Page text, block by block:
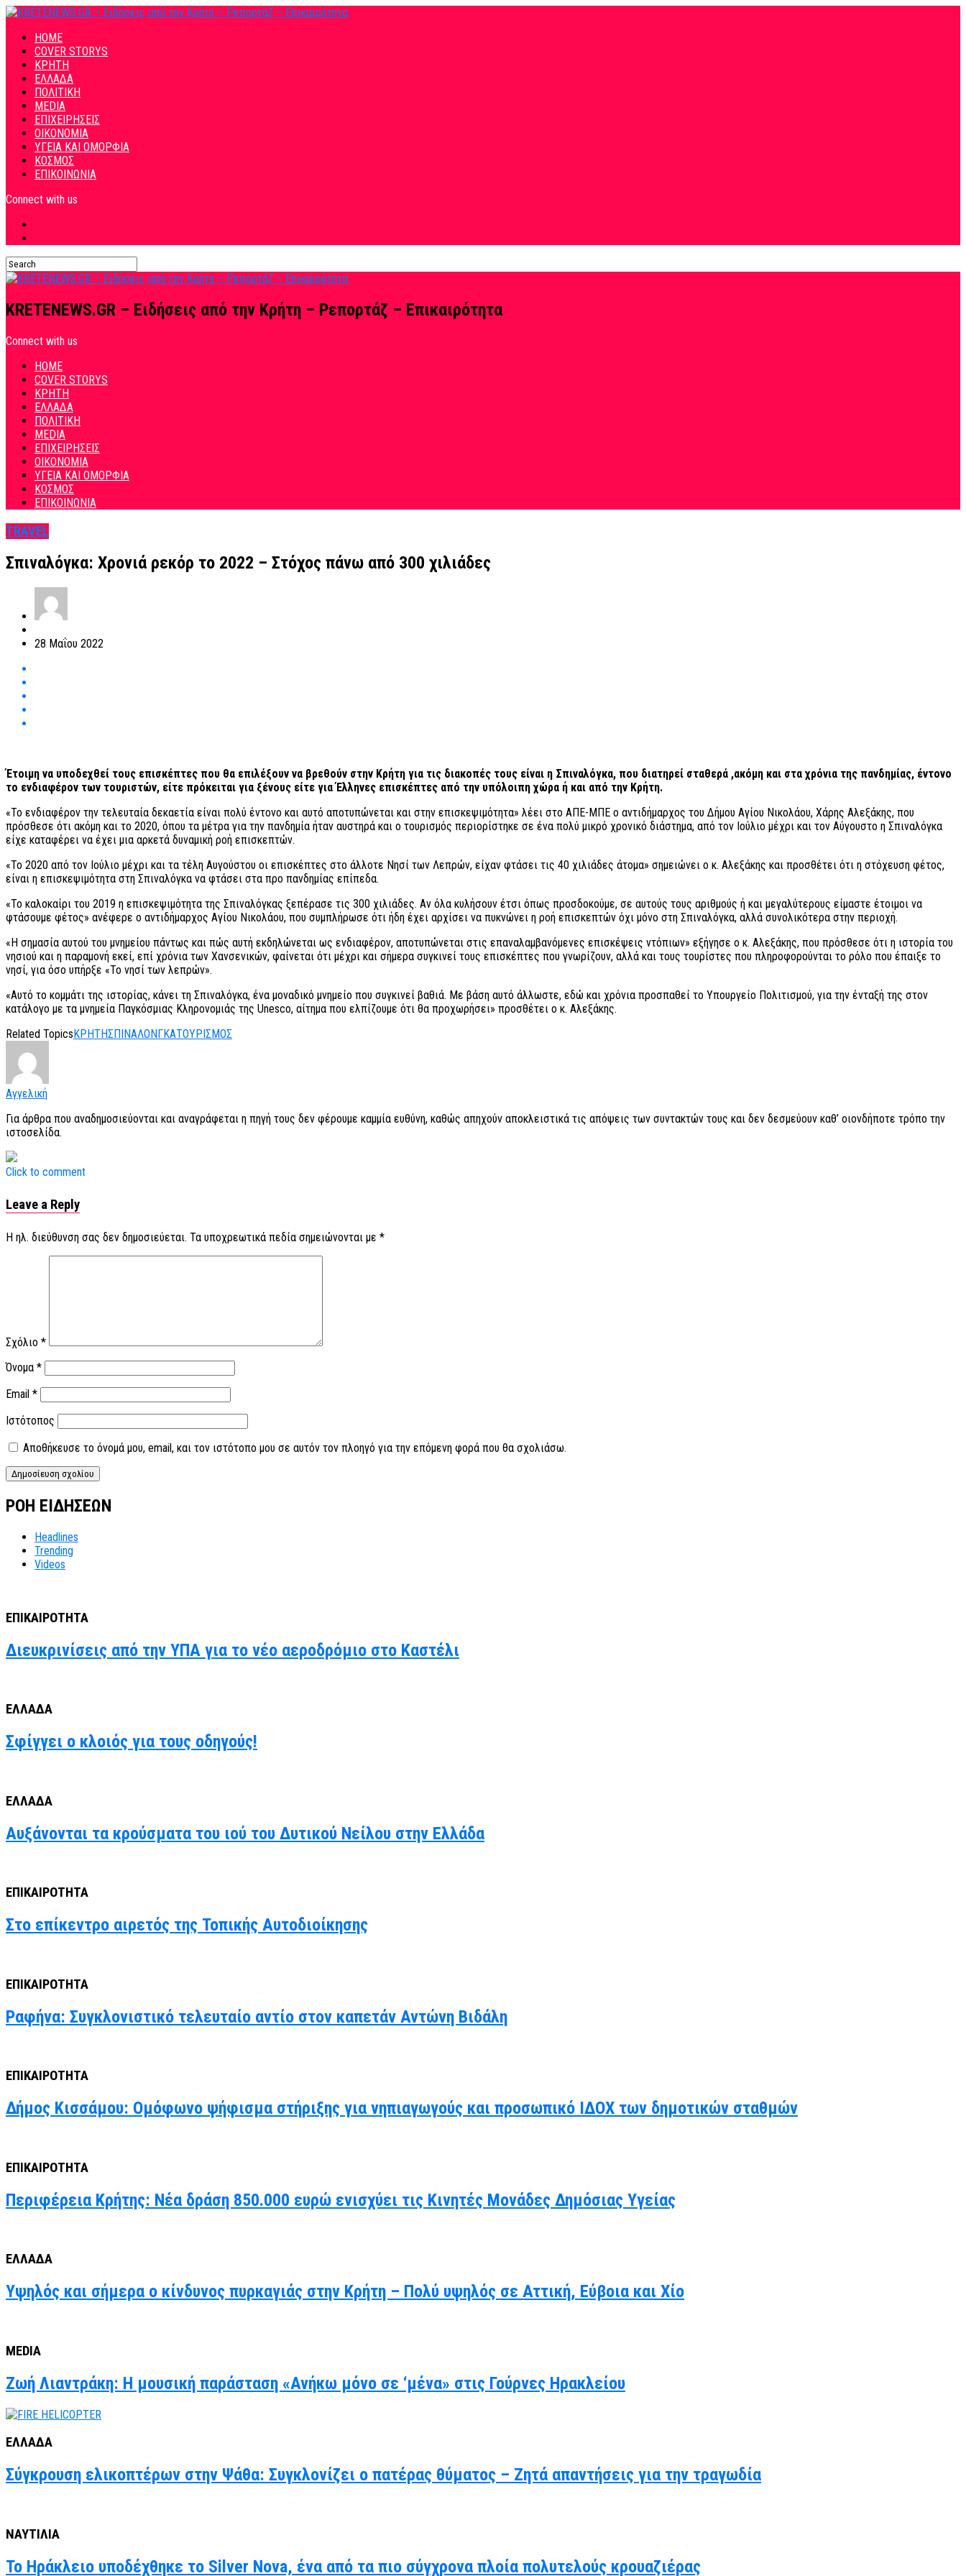
HOME
COVER STORYS
ΚΡΗΤΗ
ΕΛΛΑΔΑ
ΠΟΛΙΤΙΚΗ
MEDIA
ΕΠΙΧΕΙΡΗΣΕΙΣ
ΟΙΚΟΝΟΜΙΑ
ΥΓΕΙΑ ΚΑΙ ΟΜΟΡΦΙΑ
ΚΟΣΜΟΣ
ΕΠΙΚΟΙΝΩΝΙΑ
Connect with us
KRETENEWS.GR – Ειδήσεις από την Κρήτη – Ρεπορτάζ – Επικαιρότητα
Connect with us
HOME
COVER STORYS
ΚΡΗΤΗ
ΕΛΛΑΔΑ
ΠΟΛΙΤΙΚΗ
MEDIA
ΕΠΙΧΕΙΡΗΣΕΙΣ
ΟΙΚΟΝΟΜΙΑ
ΥΓΕΙΑ ΚΑΙ ΟΜΟΡΦΙΑ
ΚΟΣΜΟΣ
ΕΠΙΚΟΙΝΩΝΙΑ
TRAVEL
Σπιναλόγκα: Χρονιά ρεκόρ το 2022 – Στόχος πάνω από 300 χιλιάδες
28 Μαΐου 2022
Έτοιμη να υποδεχθεί τους επισκέπτες που θα επιλέξουν να βρεθούν στην Κρήτη για τις διακοπές τους είναι η Σπιναλόγκα, που διατηρεί σταθερά ,ακόμη και στα χρόνια της πανδημίας, έντονο
το ενδιαφέρον των τουριστών, είτε πρόκειται για ξένους είτε για Έλληνες επισκέπτες από την υπόλοιπη χώρα ή και από την Κρήτη.
«Το ενδιαφέρον την τελευταία δεκαετία είναι πολύ έντονο και αυτό αποτυπώνεται και στην επισκεψιμότητα» λέει στο ΑΠΕ-ΜΠΕ ο αντιδήμαρχος του Δήμου Αγίου Νικολάου, Χάρης Αλεξάκης, που
πρόσθεσε ότι ακόμη και το 2020, όπου τα μέτρα για την πανδημία ήταν αυστηρά και ο τουρισμός περιορίστηκε σε ένα πολύ μικρό χρονικό διάστημα, από τον Ιούλιο μέχρι και τον Αύγουστο η Σπιναλόγκα
είχε καταφέρει να έχει μια αρκετά δυναμική ροή επισκεπτών.
«Το 2020 από τον Ιούλιο μέχρι και τα τέλη Αυγούστου οι επισκέπτες στο άλλοτε Νησί των Λεπρών, είχαν φτάσει τις 40 χιλιάδες άτομα» σημειώνει ο κ. Αλεξάκης και προσθέτει ότι η στόχευση φέτος,
είναι η επισκεψιμότητα στη Σπιναλόγκα να φτάσει στα προ πανδημίας επίπεδα.
«Το καλοκαίρι του 2019 η επισκεψιμότητα της Σπιναλόγκας ξεπέρασε τις 300 χιλιάδες. Αν όλα κυλήσουν έτσι όπως προσδοκούμε, σε αυτούς τους αριθμούς ή και μεγαλύτερους είμαστε έτοιμοι να
φτάσουμε φέτος» ανέφερε ο αντιδήμαρχος Αγίου Νικολάου, που συμπλήρωσε ότι ήδη έχει αρχίσει να πυκνώνει η ροή επισκεπτών όχι μόνο στη Σπιναλόγκα, αλλά συνολικότερα στην περιοχή.
«Η σημασία αυτού του μνημείου πάντως και πώς αυτή εκδηλώνεται ως ενδιαφέρον, αποτυπώνεται στις επαναλαμβανόμενες επισκέψεις ντόπιων» εξήγησε ο κ. Αλεξάκης, που πρόσθεσε ότι η ιστορία του
νησιού και η παραμονή εκεί, επί χρόνια των Χανσενικών, φαίνεται ότι μέχρι και σήμερα συγκινεί τους επισκέπτες που γνωρίζουν, αλλά και τους τουρίστες που πληροφορούνται το ρόλο που έπαιξε το
νησί, για όσο υπήρξε «Το νησί των λεπρών».
«Αυτό το κομμάτι της ιστορίας, κάνει τη Σπιναλόγκα, ένα μοναδικό μνημείο που συγκινεί βαθιά. Με βάση αυτό άλλωστε, εδώ και χρόνια προσπαθεί το Υπουργείο Πολιτισμού, για την ένταξή της στον
κατάλογο με τα μνημεία Παγκόσμιας Κληρονομιάς της Unesco, αίτημα που ελπίζουμε ότι θα προχωρήσει» προσθέτει ο κ. Αλεξάκης.
Related Topics ΚΡΗΤΗΣΠΙΝΑΛΟΝΓΚΑΤΟΥΡΙΣΜΟΣ
Αγγελική
Για άρθρα που αναδημοσιεύονται και αναγράφεται η πηγή τους δεν φέρουμε καμμία ευθύνη, καθώς απηχούν αποκλειστικά τις απόψεις των συντακτών τους και δεν δεσμεύουν καθ’ οιονδήποτε τρόπο την
ιστοσελίδα.
Click to comment
Leave a Reply
Η ηλ. διεύθυνση σας δεν δημοσιεύεται. Τα υποχρεωτικά πεδία σημειώνονται με *
Σχόλιο *
Όνομα *
Email *
Ιστότοπος
Αποθήκευσε το όνομά μου, email, και τον ιστότοπο μου σε αυτόν τον πλοηγό για την επόμενη φορά που θα σχολιάσω.
ΡΟΗ ΕΙΔΗΣΕΩΝ
Headlines
Trending
Videos
ΕΠΙΚΑΙΡΟΤΗΤΑ
Διευκρινίσεις από την ΥΠΑ για το νέο αεροδρόμιο στο Καστέλι
ΕΛΛΑΔΑ
Σφίγγει ο κλοιός για τους οδηγούς!
ΕΛΛΑΔΑ
Αυξάνονται τα κρούσματα του ιού του Δυτικού Νείλου στην Ελλάδα
ΕΠΙΚΑΙΡΟΤΗΤΑ
Στο επίκεντρο αιρετός της Τοπικής Αυτοδιοίκησης
ΕΠΙΚΑΙΡΟΤΗΤΑ
Ραφήνα: Συγκλονιστικό τελευταίο αντίο στον καπετάν Αντώνη Βιδάλη
ΕΠΙΚΑΙΡΟΤΗΤΑ
Δήμος Κισσάμου: Ομόφωνο ψήφισμα στήριξης για νηπιαγωγούς και προσωπικό ΙΔΟΧ των δημοτικών σταθμών
ΕΠΙΚΑΙΡΟΤΗΤΑ
Περιφέρεια Κρήτης: Νέα δράση 850.000 ευρώ ενισχύει τις Κινητές Μονάδες Δημόσιας Υγείας
ΕΛΛΑΔΑ
Υψηλός και σήμερα ο κίνδυνος πυρκαγιάς στην Κρήτη – Πολύ υψηλός σε Αττική, Εύβοια και Χίο
MEDIA
Ζωή Λιαντράκη: Η μουσική παράσταση «Ανήκω μόνο σε ‘μένα» στις Γούρνες Ηρακλείου
ΕΛΛΑΔΑ
Σύγκρουση ελικοπτέρων στην Ψάθα: Συγκλονίζει ο πατέρας θύματος – Ζητά απαντήσεις για την τραγωδία
ΝΑΥΤΙΛΙΑ
Το Ηράκλειο υποδέχθηκε το Silver Nova, ένα από τα πιο σύγχρονα πλοία πολυτελούς κρουαζιέρας